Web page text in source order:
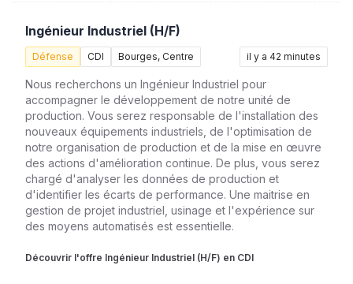
Ingénieur Industriel (H/F)
Défense CDI Bourges, Centre il y a 42 minutes
Nous recherchons un Ingénieur Industriel pour
accompagner le développement de notre unité de
production. Vous serez responsable de l'installation des
nouveaux équipements industriels, de l'optimisation de
notre organisation de production et de la mise en œuvre
des actions d'amélioration continue. De plus, vous serez
chargé d'analyser les données de production et
d'identifier les écarts de performance. Une maitrise en
gestion de projet industriel, usinage et l'expérience sur
des moyens automatisés est essentielle.
Découvrir l'offre Ingénieur Industriel (H/F) en CDI